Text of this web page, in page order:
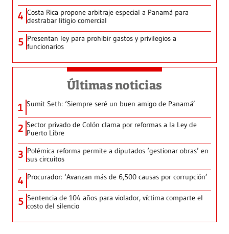
4 Costa Rica propone arbitraje especial a Panamá para
destrabar litigio comercial
5 Presentan ley para prohibir gastos y privilegios a
funcionarios
Últimas noticias
1 Sumit Seth: ‘Siempre seré un buen amigo de Panamá’
2 Sector privado de Colón clama por reformas a la Ley de
Puerto Libre
3 Polémica reforma permite a diputados ‘gestionar obras’ en
sus circuitos
4 Procurador: ‘Avanzan más de 6,500 causas por corrupción’
5 Sentencia de 104 años para violador, víctima comparte el
costo del silencio